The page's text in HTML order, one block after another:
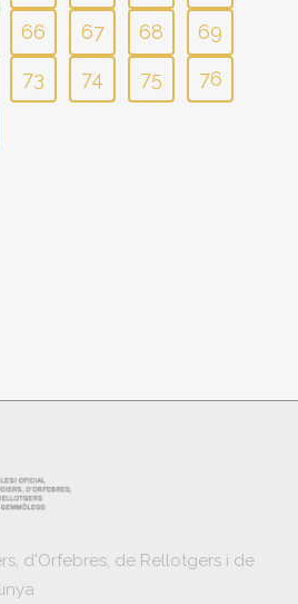
66 67 68
69
73 74 75
76
d'Orfebres, de Rellotgers i de